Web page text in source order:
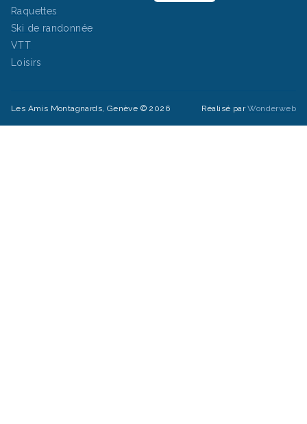
Raquettes
Ski de randonnée
VTT
Loisirs
Les Amis Montagnards, Genève © 2026 Réalisé parWonderweb